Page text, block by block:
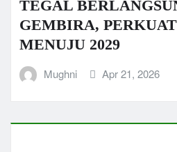
TEGAL
GEMBIRA,
MENUJU 2029
Mughni Apr 21, 2026